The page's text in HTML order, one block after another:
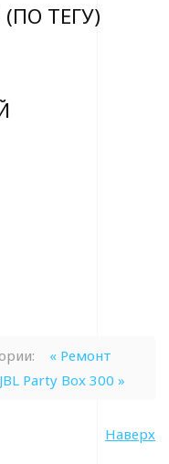
ТЕГУ)
« Ремонт
Party Box 300 »
Наверх